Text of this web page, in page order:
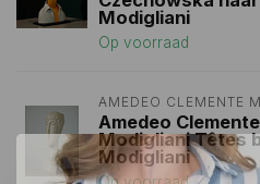
Modigliani
Op voorraad
AMEDEO CLEMENTE
Amedeo Clemente
Modigliani Têtes
Modigliani